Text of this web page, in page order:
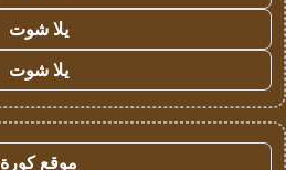
يلا شوت
يلا شوت
موقع كورة